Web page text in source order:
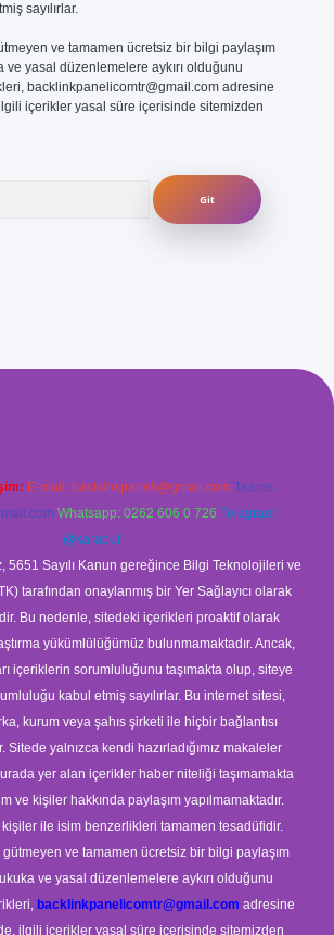
sayılırlar.
ve tamamen ücretsiz bir bilgi paylaşım
ve yasal düzenlemelere aykırı olduğunu
backlinkpanelicomtr@gmail.com adresine
içerikler yasal süre içerisinde sitemizden
E-mail: backlinkpaneli@gmail.com Teams:
Whatsapp: 0262 606 0 726 Telegram:
@karabul
5651 Sayılı Kanun gereğince Bilgi Teknolojileri ve
tarafından onaylanmış bir Yer Sağlayıcı olarak
Bu nedenle, sitedeki içerikleri proaktif olarak
yükümlülüğümüz bulunmamaktadır. Ancak,
içeriklerin sorumluluğunu taşımakta olup, siteye
kabul etmiş sayılırlar. Bu internet sitesi,
kurum veya şahıs şirketi ile hiçbir bağlantısı
Sitede yalnızca kendi hazırladığımız makaleler
yer alan içerikler haber niteliği taşımamakta
ve kişiler hakkında paylaşım yapılmamaktadır.
ile isim benzerlikleri tamamen tesadüfidir.
gütmeyen ve tamamen ücretsiz bir bilgi paylaşım
ve yasal düzenlemelere aykırı olduğunu
backlinkpanelicomtr@gmail.com adresine
ilgili içerikler yasal süre içerisinde sitemizden